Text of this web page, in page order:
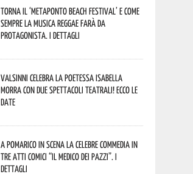
Torna il ‘Metaponto beach festival’ e come
sempre la musica reggae farà da
protagonista. I dettagli
Valsinni celebra la poetessa Isabella
Morra con due spettacoli teatrali! Ecco le
date
A Pomarico in scena la celebre commedia in
tre atti comici “Il medico dei pazzi”. I
dettagli